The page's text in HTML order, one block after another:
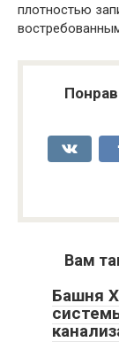
плотностью
Вам
Башня